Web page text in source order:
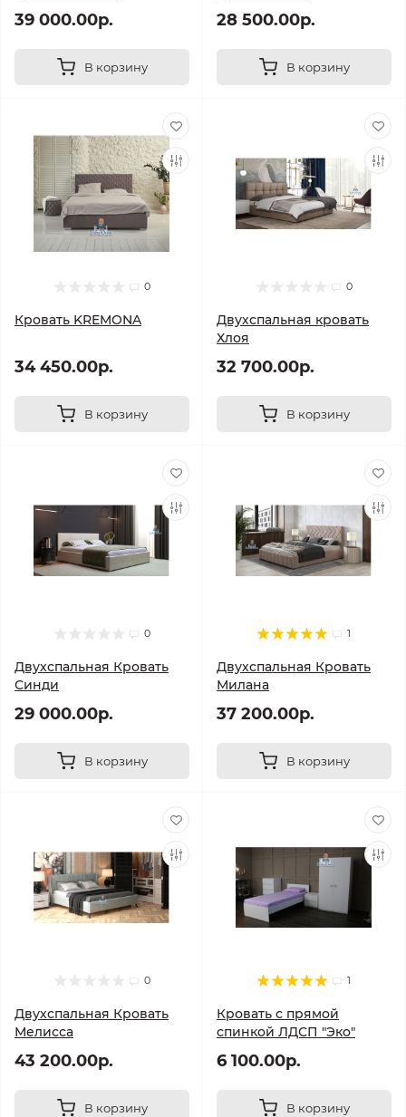
39 000.00р.
В корзину
28 500.00р.
В корзину
0
Кровать KREMONA
34 450.00р.
В корзину
0
Двухспальная кровать
Хлоя
32 700.00р.
В корзину
0
Двухспальная Кровать
Синди
29 000.00р.
В корзину
1
Двухспальная Кровать
Милана
37 200.00р.
В корзину
0
Двухспальная Кровать
Мелисса
43 200.00р.
В корзину
1
Кровать с прямой
спинкой ЛДСП "Эко"
6 100.00р.
В корзину